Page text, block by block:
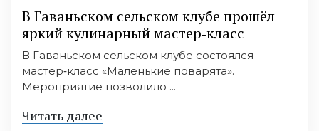
В Гаваньском сельском клубе прошёл
яркий кулинарный мастер‑класс
В Гаваньском сельском клубе состоялся
мастер‑класс «Маленькие поварята».
Мероприятие позволило ...
Читать далее